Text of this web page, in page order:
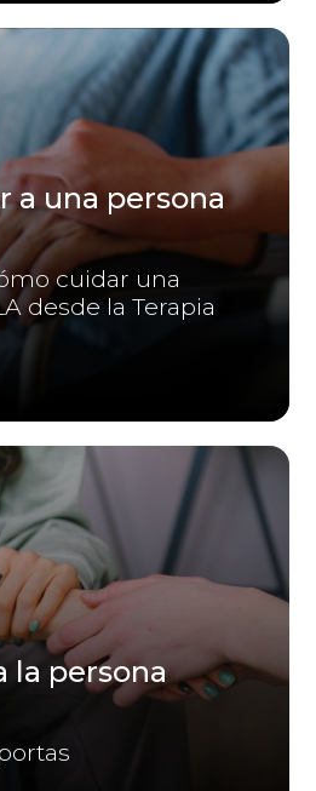
a una persona
cuidar una
desde la Terapia
la persona